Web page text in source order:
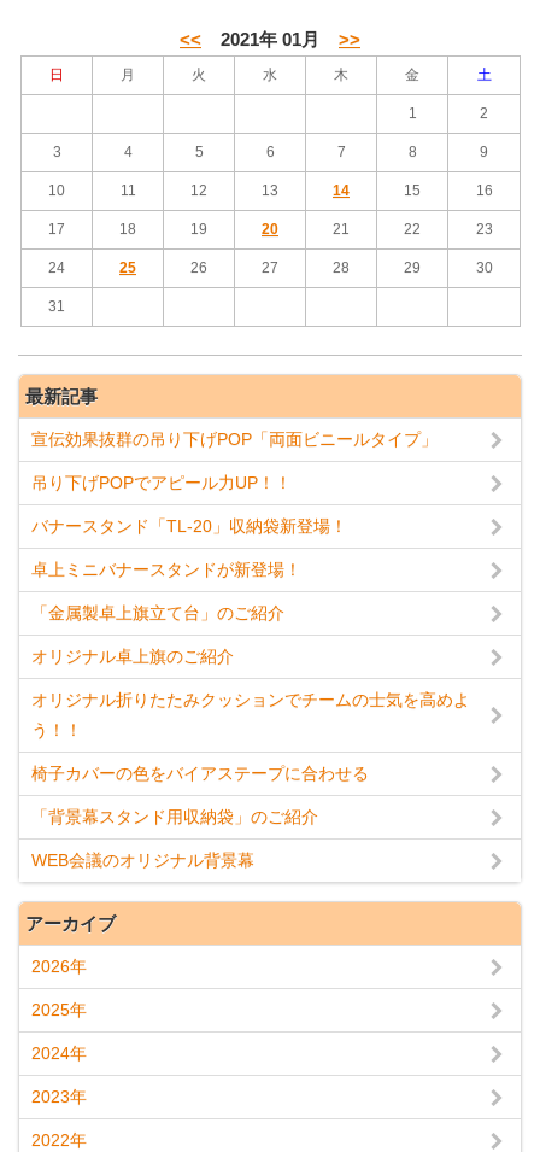
<< 2021年 01月 >>
日 月 火 水 木 金 土
1 2
3 4 5 6 7 8 9
10 11 12 13 14 15 16
17 18 19 20 21 22 23
24 25 26 27 28 29 30
31
最新記事
宣伝効果抜群の吊り下げPOP「両面ビニールタイプ」
吊り下げPOPでアピール力UP！！
バナースタンド「TL-20」収納袋新登場！
卓上ミニバナースタンドが新登場！
「金属製卓上旗立て台」のご紹介
オリジナル卓上旗のご紹介
オリジナル折りたたみクッションでチームの士気を高めよ
う！！
椅子カバーの色をバイアステープに合わせる
「背景幕スタンド用収納袋」のご紹介
WEB会議のオリジナル背景幕
アーカイブ
2026年
2025年
2024年
2023年
2022年